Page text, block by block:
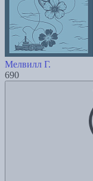
Мелвилл Г.
690